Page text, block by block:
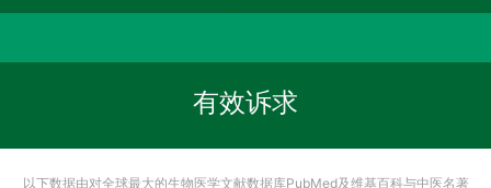
有效诉求
以下数据由对全球最大的生物医学文献数据库PubMed及维基百科与中医名著